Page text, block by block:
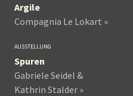
Argile
Compagnia Le Lokart »
AUSSTELLUNG
Spuren
Gabriele Seidel &
Kathrin Stalder »